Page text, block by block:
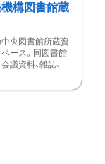
構図書館蔵
央図書館所蔵資
ース。同図書館
議資料、雑誌、